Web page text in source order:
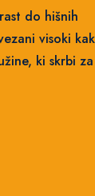
do hišnih
visoki
ki skrbi za